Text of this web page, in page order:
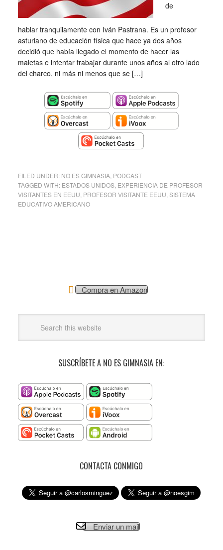
de
hablar tranquilamente con Iván Pastrana. Es un profesor
asturiano de educación física que hace ya dos años
decidió que había llegado el momento de hacer las
maletas e intentar trabajar durante unos años al otro lado
del charco, ni más ni menos que se […]
FILED UNDER: NO ES GIMNASIA, PODCAST
TAGGED WITH: ESTADOS UNIDOS, EXPERIENCIA DE PROFESOR
VISITANTES EN EEUU PROFESOR VISITANTE EEUU SISTEMA
EDUCATIVO AMERICANO
Compra en Amazon
SUSCRÍBETE A NO ES GIMNASIA EN:
CONTACTA CONMIGO
Enviar un mail